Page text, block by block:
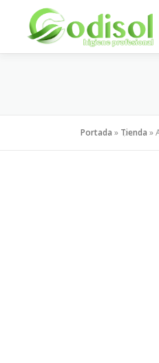
contenido
Portada » Tienda »